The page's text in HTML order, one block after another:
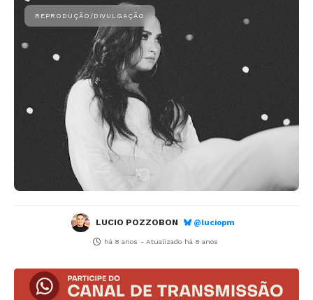
LUCIO POZZOBON @luciopm
há 8 anos - Atualizado há 8 anos